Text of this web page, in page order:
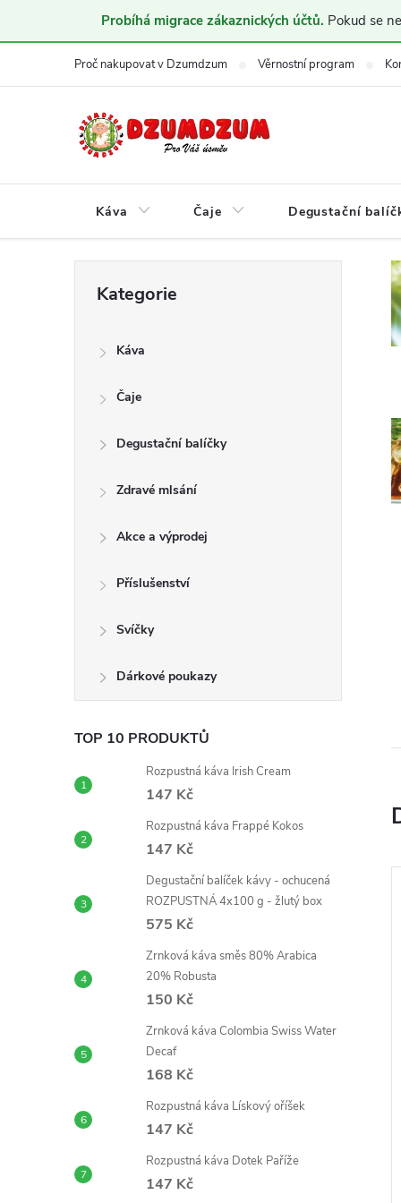
Probíhá migrace zákaznických účtů. Pokud se
Proč nakupovat v Dzumdzum Věrnostní program
Káva Čaje Degustační
a
n
e
l
kategorie
Kategorie
Káva
Čaje
Degustační balíčky
Zdravé mlsání
Akce a výprodej
Příslušenství
Svíčky
Dárkové poukazy
TOP 10 PRODUKTŮ
Rozpustná káva Irish Cream
147 Kč
Rozpustná káva Frappé Kokos
147 Kč
Degustační balíček kávy - ochucená
ROZPUSTNÁ 4x100 g - žlutý box
575 Kč
Zrnková káva směs 80% Arabica
20% Robusta
150 Kč
Zrnková káva Colombia Swiss Water
Decaf
168 Kč
Rozpustná káva Lískový oříšek
147 Kč
Rozpustná káva Dotek Paříže
147 Kč
–6 %
DO KOŠÍKU
Rozpustná káva Toffee
od147 Kč
Skladem
ZOBRAZIT